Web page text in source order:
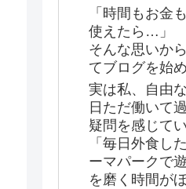
「時間もお金
使えたら…」
そんな思いか
てブログを始
実は私、自由
日ただ働いて
疑問を感じて
「毎日外食し
ーマパークで
を磨く時間がほ